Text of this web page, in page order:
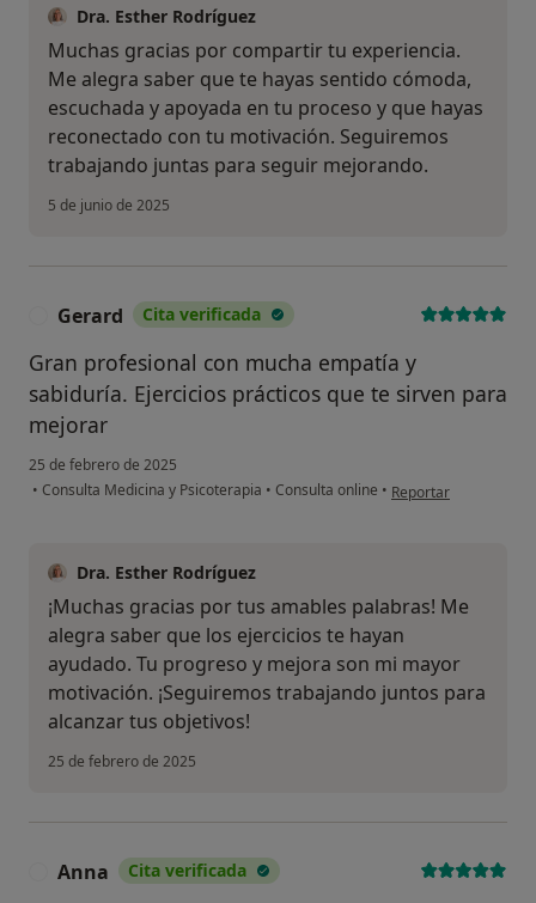
Dra. Esther Rodríguez
Muchas gracias por compartir tu experiencia.
Me alegra saber que te hayas sentido cómoda,
escuchada y apoyada en tu proceso y que hayas
reconectado con tu motivación. Seguiremos
trabajando juntas para seguir mejorando.
5 de junio de 2025
Gerard Cita verificada
Gran profesional con mucha empatía y
sabiduría. Ejercicios prácticos que te sirven para
mejorar
25 de febrero de 2025
• Consulta Medicina y Psicoterapia • Consulta online • en opinión del
Reportar
Dra. Esther Rodríguez
¡Muchas gracias por tus amables palabras! Me
alegra saber que los ejercicios te hayan
ayudado. Tu progreso y mejora son mi mayor
motivación. ¡Seguiremos trabajando juntos para
alcanzar tus objetivos!
25 de febrero de 2025
Anna Cita verificada